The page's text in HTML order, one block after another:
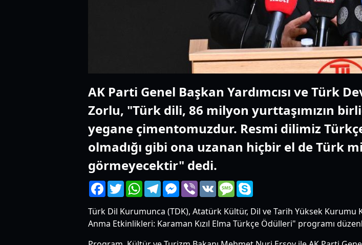
AK Parti Genel Başkan Yardımcısı ve Türk
Zorlu, "Türk dili, 86 milyon yurttaşımızın
yegane çimentomuzdur. Resmi dilimiz
olmadığı gibi ona uzanan hiçbir el de Türk
görmeyecektir" dedi.
Facebook
TwitterWhatsApp
TelegramMessenger
ViberVK Message
Türk Dil Kurumunca (TDK), Atatürk Kültür, Dil ve Tarih Yüksek
Anma Etkinlikleri: Karaman Kızıl Elma Türkçe Ödülleri" programı